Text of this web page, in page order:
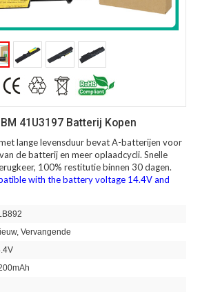
41U3197 Batterij Kopen
lange levensduur bevat A-batterijen voor
de batterij en meer oplaadcycli. Snelle
100% restitutie binnen 30 dagen.
with the battery voltage 14.4V and
Vervangende